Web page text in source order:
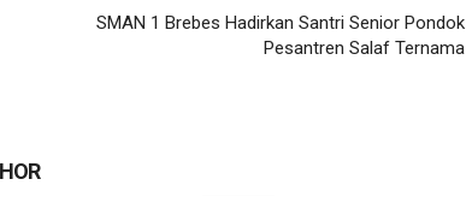
SMAN 1 Brebes Hadirkan Santri Senior Pondok
Pesantren Salaf Ternama